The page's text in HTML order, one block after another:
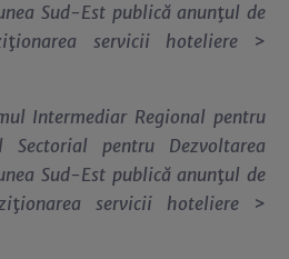
Sud-Est publică anunţul de
ţionarea servicii hoteliere >
Intermediar Regional pentru
Sectorial pentru Dezvoltarea
Sud-Est publică anunţul de
ţionarea servicii hoteliere >